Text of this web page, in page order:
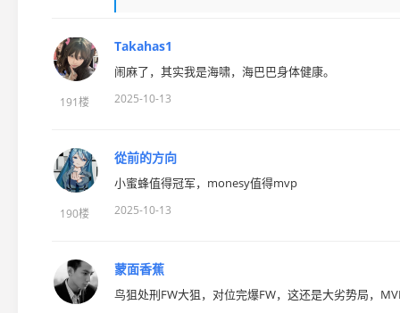
191楼
Takahas1
闹麻了，其实我是海啸，海巴巴身体健康。
2025-10-13
190楼
從前的方向
小蜜蜂值得冠军，monesy值得mvp
2025-10-13
蒙面香蕉
鸟狙处刑FW大狙，对位完爆FW，这还是大劣势局，